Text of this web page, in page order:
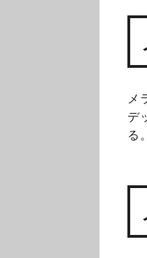
メ
デ
る。